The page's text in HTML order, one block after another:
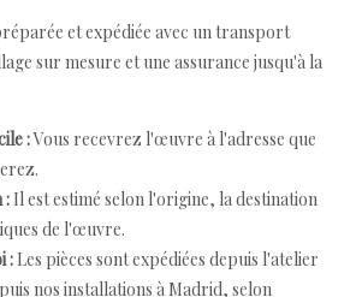
et expédiée avec un transport
sur mesure et une assurance jusqu'à la
:Vous recevrez l'œuvre à l'adresse que
: Il est estimé selon l'origine, la destination
de l'œuvre.
: Les pièces sont expédiées depuis l'atelier
nos installations à Madrid, selon